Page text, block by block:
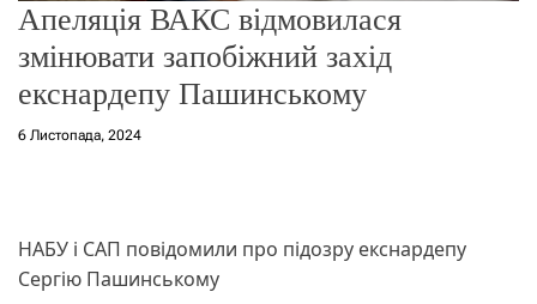
Апеляція ВАКС відмовилася
змінювати запобіжний захід
екснардепу Пашинському
6 Листопада, 2024
НАБУ і САП повідомили про підозру екснардепу
Сергію Пашинському